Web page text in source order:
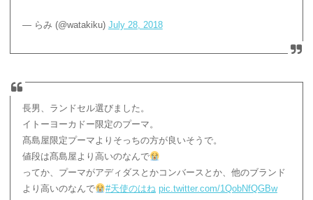
— らみ (@watakiku) July 28, 2018
長男、ランドセル選びました。
イトーヨーカドー限定のプーマ。
髙島屋限定プーマよりそっちの方が良いそうで。
値段は髙島屋より高いのなんで
ってか、プーマがアディダスとかコンバースとか、他のブランド
より高いのなんで
#天使のはね pic.twitter.com/1QobNfQGBw